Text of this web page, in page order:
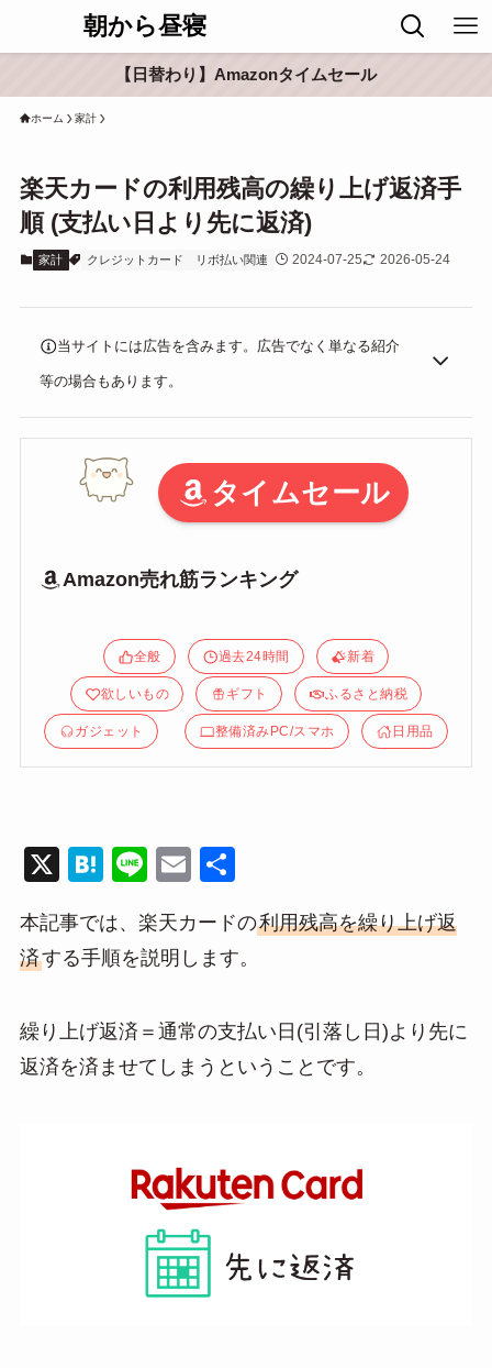
朝から昼寝
【日替わり】Amazonタイムセール
ホーム 家計
楽天カードの利用残高の繰り上げ返済手
順 (支払い日より先に返済)
家計 クレジットカード リボ払い関連 2024-07-25 2026-05-24
当サイトには広告を含みます。広告でなく単なる紹介
等の場合もあります。
タイムセール
Amazon売れ筋ランキング
全般 過去24時間 新着
欲しいもの ギフト ふるさと納税
ガジェット 整備済みPC/スマホ 日用品
X
H
e
n
Li
e
E
ail
本記事では、楽天カードの利用残高を繰り上げ返
済する手順を説明します。
繰り上げ返済＝通常の支払い日(引落し日)より先に
返済を済ませてしまうということです。